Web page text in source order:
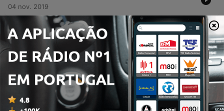
04 nov. 2019
18 S2E7: Bo Van Spilbeeck & De Meeloper
21 out. 2019
17 - S2E6: Aagje Vanwalleghem & De Meeloper
Mostrar mais episódios